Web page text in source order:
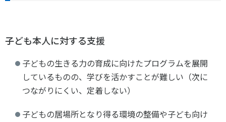
スポーツ辞典
SSF BOOKS
子ども本人に対する支援
子どもの生きる力の育成に向けたプログラムを展開
しているものの、学びを活かすことが難しい（次に
つながりにくい、定着しない）
子どもの居場所となり得る環境の整備や子ども向け